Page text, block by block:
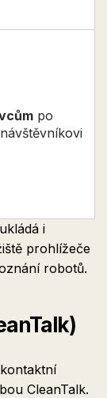
po
i
prohlížeče
robotů.
CleanTalk.